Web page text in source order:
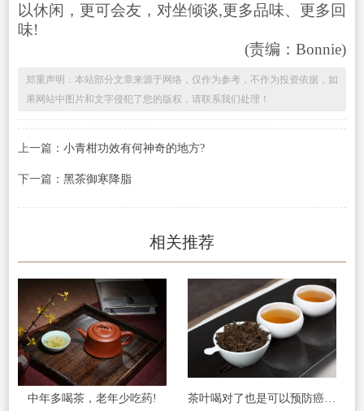
以休闲，更可会友，对坐倾谈,更多品味、更多回
味!
(责编：Bonnie)
郑重声明：本站部分文章来源于网络，仅作为参考，不作为投资依据，如
果网站中图片和文字侵犯了您的版权，请联系我们处理！
上一篇： 小青柑功效有何神奇的地方?
下一篇： 黑茶御寒降脂
相关推荐
中年多喝茶，老年少吃药!